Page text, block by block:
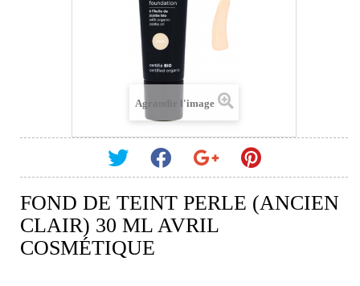
Agrandir l'image
FOND DE TEINT PERLE (ANCIEN
CLAIR) 30 ML AVRIL
COSMÉTIQUE